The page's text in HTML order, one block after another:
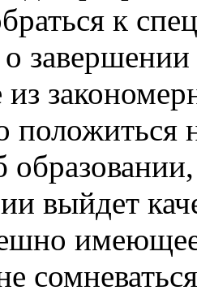
к
положиться
выйдет